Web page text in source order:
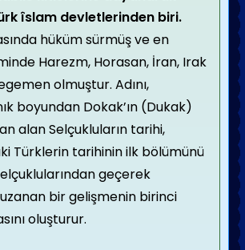
îslam devletlerinden biri.
hüküm sürmüş ve en
Harezm, Horasan, İran, Irak
olmuştur. Adını,
boyundan Dokak’ın (Dukak)
alan Selçukluların tarihi,
Türklerin tarihinin ilk bölümünü
geçerek
bir gelişmenin birinci
oluşturur.